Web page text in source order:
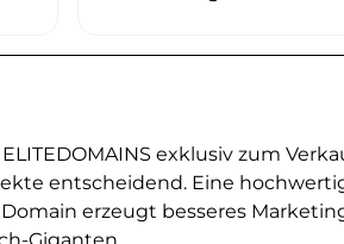
exklusiv zum
entscheidend. Eine
erzeugt besseres